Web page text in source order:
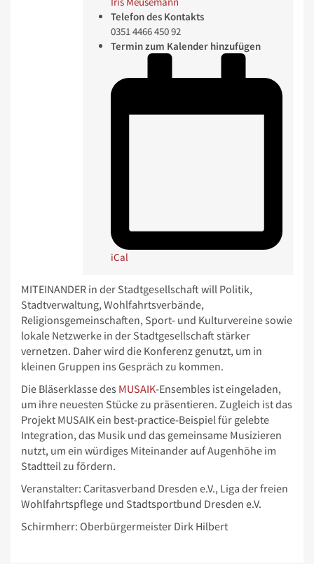
Telefon des Kontakts
0351 4466 450 92
Termin zum Kalender hinzufügen
iCal
MITEINANDER in der Stadtgesellschaft will Politik,
Stadtverwaltung, Wohlfahrtsverbände,
Religionsgemeinschaften, Sport- und Kulturvereine sowie
lokale Netzwerke in der Stadtgesellschaft stärker
vernetzen. Daher wird die Konferenz genutzt, um in
kleinen Gruppen ins Gespräch zu kommen.
Die Bläserklasse des MUSAIK-Ensembles ist eingeladen,
um ihre neuesten Stücke zu präsentieren. Zugleich ist das
Projekt MUSAIK ein best-practice-Beispiel für gelebte
Integration, das Musik und das gemeinsame Musizieren
nutzt, um ein würdiges Miteinander auf Augenhöhe im
Stadtteil zu fördern.
Veranstalter: Caritasverband Dresden e.V., Liga der freien
Wohlfahrtspflege und Stadtsportbund Dresden e.V.
Schirmherr: Oberbürgermeister Dirk Hilbert